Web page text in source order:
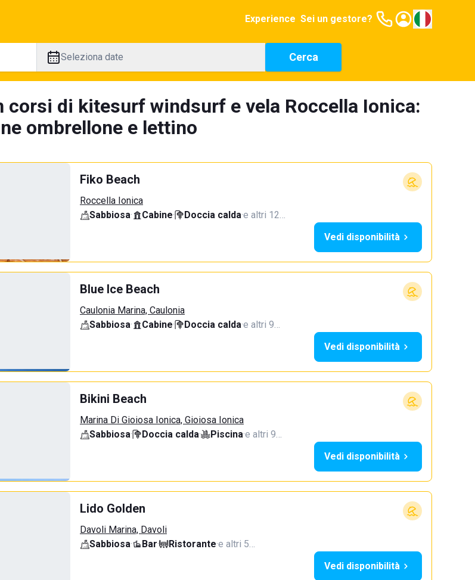
Experience Sei un gestore?
Seleziona date Cerca
corsi di kitesurf windsurf e vela Roccella Ionica:
ombrellone e lettino
Fiko Beach
Roccella Ionica
Sabbiosa· Cabine· Doccia calda·e altri 12…
Vedi disponibilità
Blue Ice Beach
Caulonia Marina, Caulonia
Sabbiosa· Cabine· Doccia calda·e altri 9…
Vedi disponibilità
Bikini Beach
Marina Di Gioiosa Ionica, Gioiosa Ionica
Sabbiosa· Doccia calda· Piscina·e altri 9…
Vedi disponibilità
Lido Golden
Davoli Marina, Davoli
Sabbiosa· Bar· Ristorante·e altri 5…
Vedi disponibilità